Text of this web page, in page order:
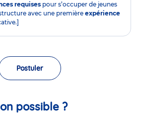
requises pour s’occuper de jeunes
avec une première expérience
Postuler
possible ?